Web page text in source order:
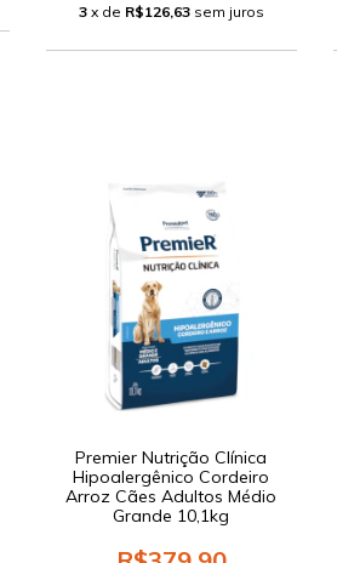
3 x de R$126,63 sem juros
Premier Nutrição Clínica
Hipoalergênico Cordeiro
Arroz Cães Adultos Médio
Grande 10,1kg